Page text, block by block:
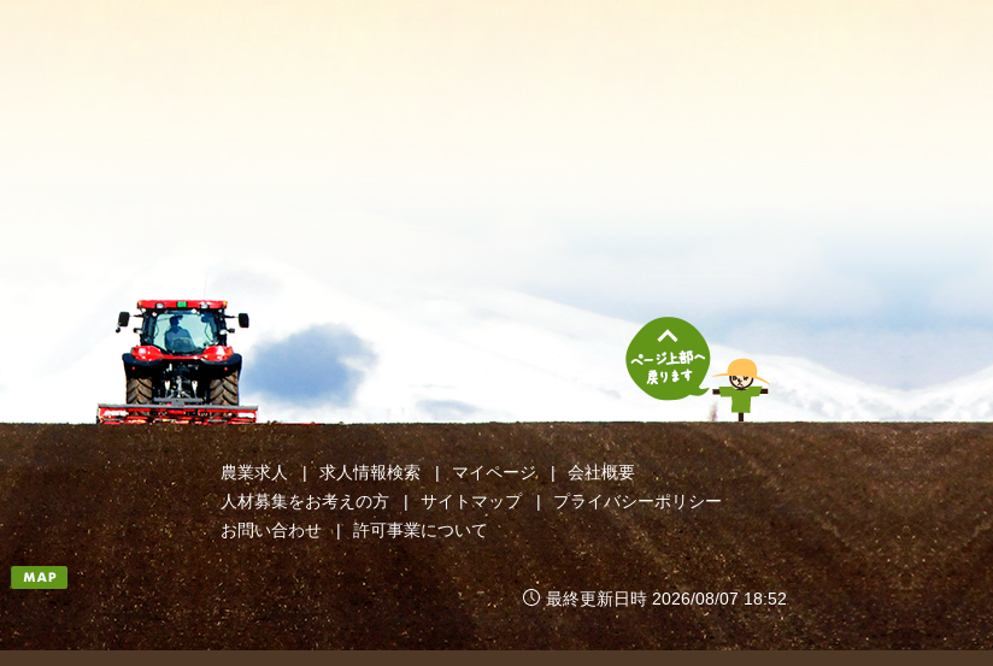
農業求人 求人情報検索 マイページ
会社概要
人材募集をお考えの方
サイトマップ
プライバシーポリシー
お問い合わせ
許可事業について
最終更新日時 2026/08/07 18:52